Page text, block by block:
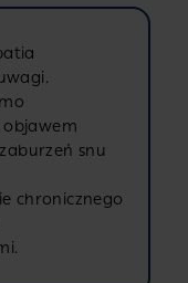
objawem
snu
chronicznego